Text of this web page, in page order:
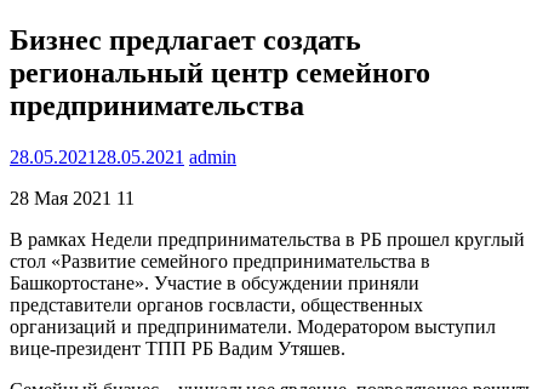
Бизнес предлагает создать
региональный центр семейного
предпринимательства
28.05.2021 28.05.2021 admin
28 Мая 2021 11
В рамках Недели предпринимательства в РБ прошел круглый
стол «Развитие семейного предпринимательства в
Башкортостане». Участие в обсуждении приняли
представители органов госвласти, общественных
организаций и предприниматели. Модератором выступил
вице-президент ТПП РБ Вадим Утяшев.